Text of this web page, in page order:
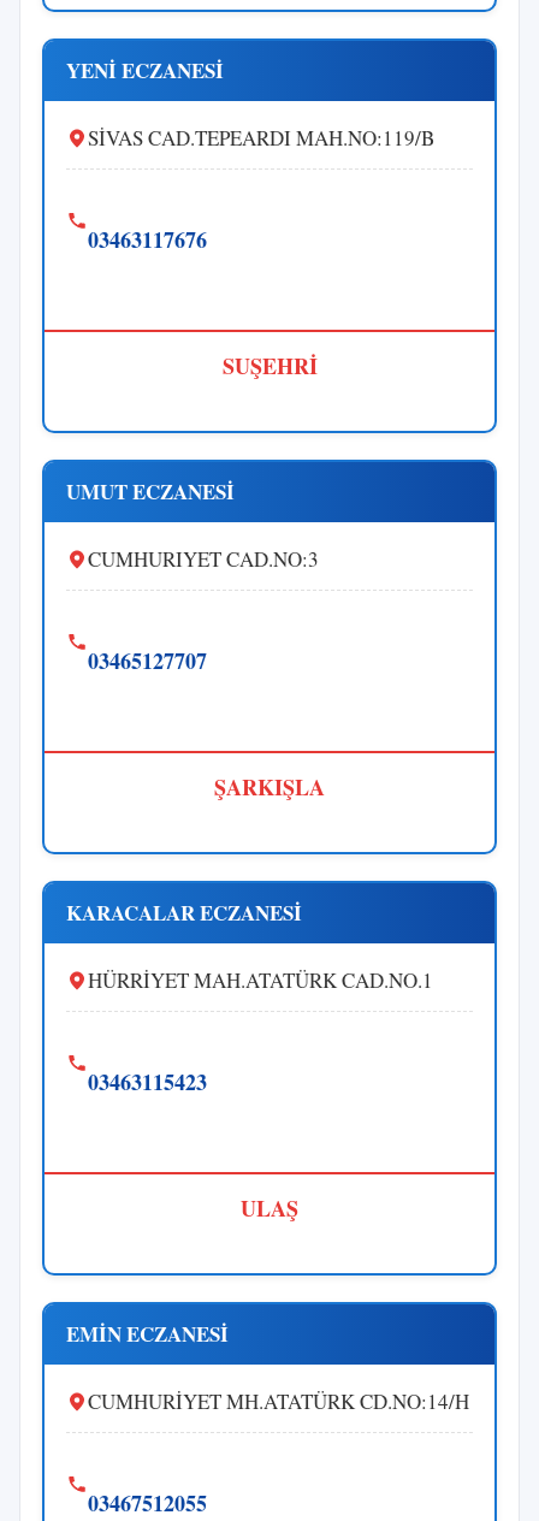
YENİ ECZANESİ
SİVAS CAD.TEPEARDI MAH.NO:119/B
03463117676
SUŞEHRİ
UMUT ECZANESİ
CUMHURIYET CAD.NO:3
03465127707
ŞARKIŞLA
KARACALAR ECZANESİ
HÜRRİYET MAH.ATATÜRK CAD.NO.1
03463115423
ULAŞ
EMİN ECZANESİ
CUMHURİYET MH.ATATÜRK CD.NO:14/H
03467512055